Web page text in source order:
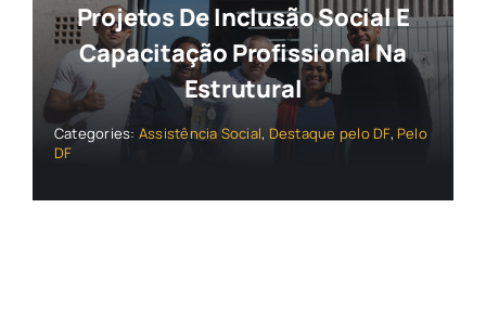
Projetos De Inclusão Social E
Capacitação Profissional Na
Estrutural
Categories: Assistência Social, Destaque pelo DF, Pelo
DF